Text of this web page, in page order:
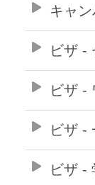
キャ
ビザ -
ビザ -
ビザ -
ビザ -